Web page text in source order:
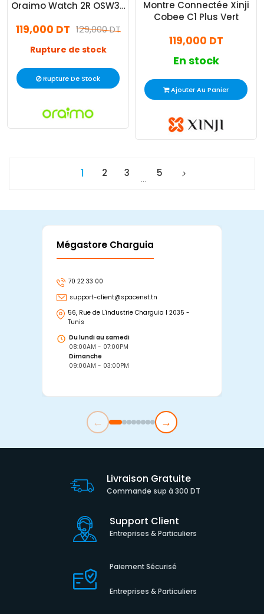
Oraimo Watch 2R OSW30
129,000 DT
119,000 DT
Rupture de stock
Rupture De Stock
Montre Connectée Xinji
Cobee C1 Plus Vert
119,000 DT
En stock
Ajouter Au Panier
1 2 3
…
5
Mégastore Charguia
70 22 33 00
support-client@spacenet.tn
56, Rue de L'industrie Charguia I 2035 -
Tunis
Du lundi au samedi
08:00AM - 07:00PM
Dimanche
09:00AM - 03:00PM
← →
Livraison Gratuite
Commande sup à 300 DT
Support Client
Entreprises & Particuliers
Paiement Sécurisé
Entreprises & Particuliers